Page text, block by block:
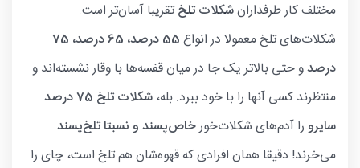
مختلف کار طرفدارانشکلات تلختقریبا آسان‌تر است.
شکلات‌های تلخ معمولا در انواع
55 درصد، 65 درصد، 75
درصدو حتی بالاتر یک جا در میان قفسه‌ها با وقار نشسته‌اند و
منتظرند کسی آنها را با خود ببرد. بله،
شکلات تلخ 75 درصد
سایرورا آدم‌های شکلات‌خورخاص‌پسند و نسبتا تلخ‌پسند
می‌خرند! دقیقا همان افرادی که قهوه‌شان هم تلخ است، چای را